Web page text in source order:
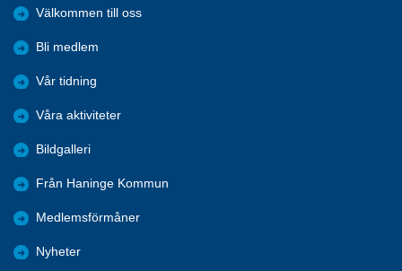
Välkommen till oss
Bli medlem
Vår tidning
Våra aktiviteter
Bildgalleri
Från Haninge Kommun
Medlemsförmåner
Nyheter